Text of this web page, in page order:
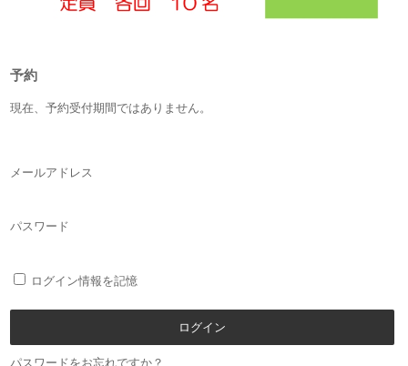
予約
現在、予約受付期間ではありません。
メールアドレス
パスワード
ログイン情報を記憶
パスワードをお忘れですか？